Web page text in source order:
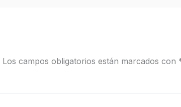
Los campos obligatorios están marcados con